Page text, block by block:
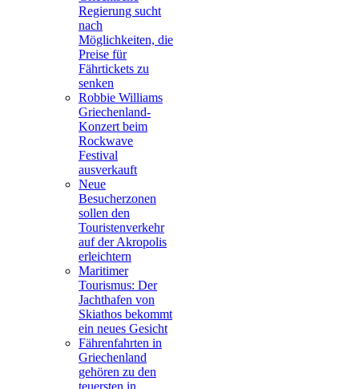
Regierung sucht
nach
Möglichkeiten, die
Preise für
Fährtickets zu
senken
Robbie Williams
Griechenland-
Konzert beim
Rockwave
Festival
ausverkauft
Neue
Besucherzonen
sollen den
Touristenverkehr
auf der Akropolis
erleichtern
Maritimer
Tourismus: Der
Jachthafen von
Skiathos bekommt
ein neues Gesicht
Fährenfahrten in
Griechenland
gehören zu den
teuersten in